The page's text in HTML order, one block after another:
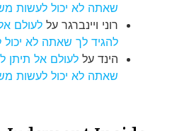
שאתה לא יכול לעשות
רוני ויינברגר על לעולם
להגיד לך שאתה לא
הינד על לעולם אל תיתן
שאתה לא יכול לעשות